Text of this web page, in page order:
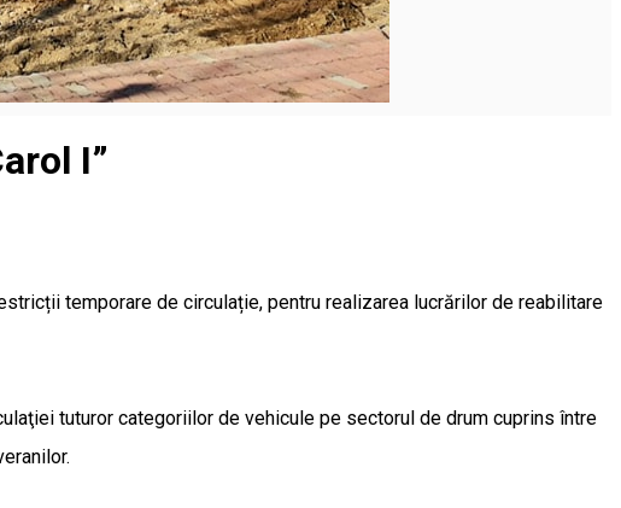
I”
temporare de circulație, pentru realizarea lucrărilor de reabilitare
tuturor categoriilor de vehicule pe sectorul de drum cuprins între